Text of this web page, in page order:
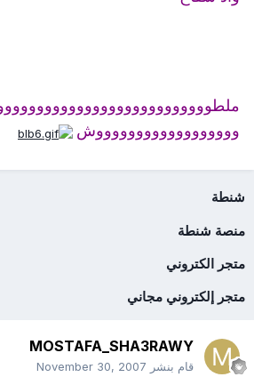
ملطووووووووووووووووووووووووووو
ووووووووووووووووووش
شنطة
منصة شنطة
متجر الكتروني
متجر إلكتروني مجاني
MOSTAFA_SHA3RAWY
قام بنشر November 30, 2007